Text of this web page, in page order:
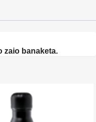
zaio banaketa.